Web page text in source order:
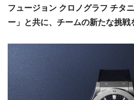
フュージョン クロノグラフ チタ
ー」と共に、チームの新たな挑戦